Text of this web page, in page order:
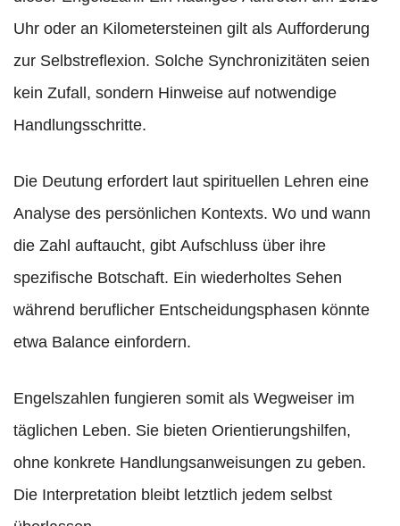
Uhr oder an Kilometersteinen gilt als Aufforderung
zur Selbstreflexion. Solche Synchronizitäten seien
kein Zufall, sondern Hinweise auf notwendige
Handlungsschritte.
Die Deutung erfordert laut spirituellen Lehren eine
Analyse des persönlichen Kontexts. Wo und wann
die Zahl auftaucht, gibt Aufschluss über ihre
spezifische Botschaft. Ein wiederholtes Sehen
während beruflicher Entscheidungsphasen könnte
etwa Balance einfordern.
Engelszahlen fungieren somit als Wegweiser im
täglichen Leben. Sie bieten Orientierungshilfen,
ohne konkrete Handlungsanweisungen zu geben.
Die Interpretation bleibt letztlich jedem selbst